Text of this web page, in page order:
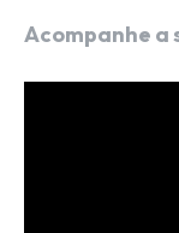
Acompanhe a